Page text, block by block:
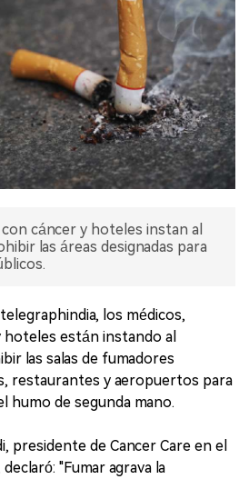
cáncer y hoteles instan al
las áreas designadas para
los médicos,
hoteles están instando al
las salas de fumadores
restaurantes y aeropuertos para
humo de segunda mano.
presidente de Cancer Care en el
"Fumar agrava la